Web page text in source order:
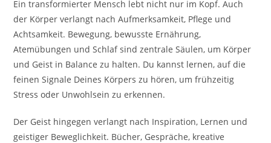
Ein transformierter Mensch lebt nicht nur im Kopf. Auch
der Körper verlangt nach Aufmerksamkeit, Pflege und
Achtsamkeit. Bewegung, bewusste Ernährung,
Atemübungen und Schlaf sind zentrale Säulen, um Körper
und Geist in Balance zu halten. Du kannst lernen, auf die
feinen Signale Deines Körpers zu hören, um frühzeitig
Stress oder Unwohlsein zu erkennen.
Der Geist hingegen verlangt nach Inspiration, Lernen und
geistiger Beweglichkeit. Bücher, Gespräche, kreative